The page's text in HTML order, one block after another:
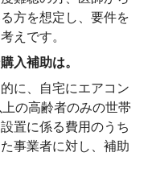
方を想定し、要件を
えです。
入補助は。
に、自宅にエアコン
の高齢者のみの世帯
置に係る費用のうち
事業者に対し、補助